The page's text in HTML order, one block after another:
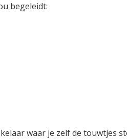
begeleidt:
waar je zelf de touwtjes